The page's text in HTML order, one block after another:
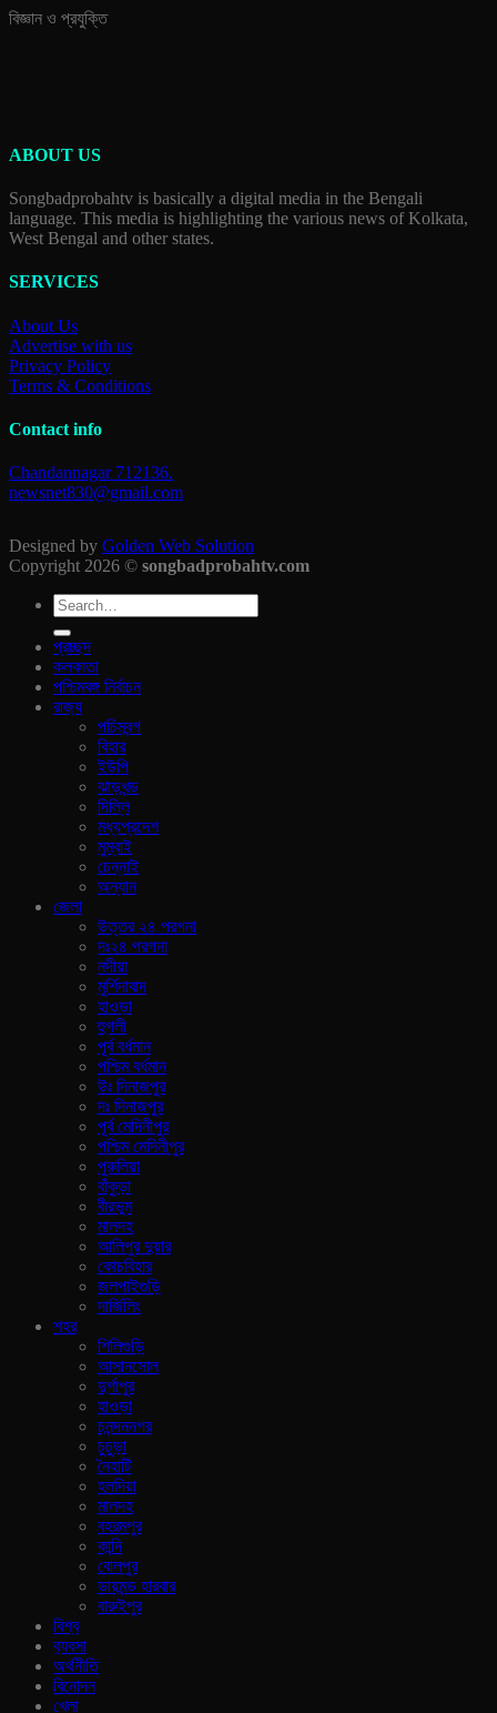
বিজ্ঞান ও প্রযুক্তি
ABOUT US
Songbadprobahtv is basically a digital media in the Bengali
language. This media is highlighting the various news of Kolkata,
West Bengal and other states.
SERVICES
About Us
Advertise with us
Privacy Policy
Terms & Conditions
Contact info
Chandannagar 712136.
newsnet830@gmail.com
Designed by Golden Web Solution
Copyright 2026 © songbadprobahtv.com
প্রচ্ছদ
কলকাতা
পশ্চিমবঙ্গ নির্বাচন
রাজ‍্য
পচিমবন্গ
বিহার
ইউপি
ঝাড়খন্ড
দিল্লি
মধ্যপ্রদেশ
মুম্বাই
চেন্নাই
অন্যান
জেলা
উত্তর ২৪ পরগনা
দঃ২৪ পরগনা
নদীয়া
মুর্শিদাবাদ
হাওড়া
হুগলী
পূর্ব বর্ধমান
পশ্চিম বর্ধমান
উঃ দিনাজপুর
দঃ দিনাজপুর
পূর্ব মেদিনীপুর
পশ্চিম মেদিনীপুর
পুরুলিয়া
বাঁকুড়া
বীরভুম
মালদহ
আলিপুর দুয়ার
কোচবিহার
জলপাইগুড়ি
দার্জিলিং
শহর
শিলিগুড়ি
আসানসোল
দুর্গাপুর
হাওড়া
চনন্দননগর
চুচুড়া
নৈহাটি
হলদিয়া
মালদহ
বহরমপুর
কান্দি
বোলপুর
ডায়মন্ড হারবার
বারুইপুর
বিশ্ব
ব‍্যবসা
অর্থনীতি
বিনোদন
খেলা